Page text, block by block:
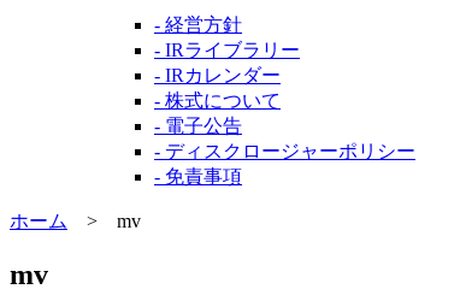
- 経営方針
- IRライブラリー
- IRカレンダー
- 株式について
- 電子公告
- ディスクロージャーポリシー
- 免責事項
ホーム > mv
mv